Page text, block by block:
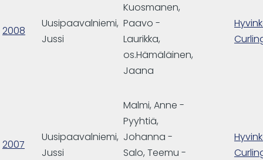
2008
Uusipaavalniemi,
Jussi
Kuosmanen,
Paavo -
Laurikka,
os.Hämäläinen,
Jaana
2007
Uusipaavalniemi,
Jussi
Malmi, Anne -
Pyyhtiä,
Johanna -
Salo, Teemu -